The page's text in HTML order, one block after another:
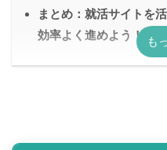
まとめ：就活サイトを
効率よく進めよう！